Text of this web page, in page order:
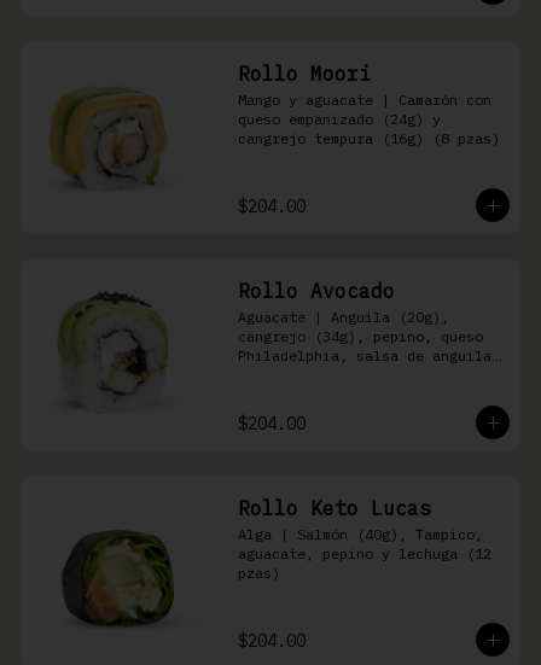
Rollo Moori
Mango y aguacate | Camarón con
queso empanizado (24g) y
cangrejo tempura (16g) (8 pzas)
$204.00
Rollo Avocado
Aguacate | Anguila (20g),
cangrejo (34g), pepino, queso
Philadelphia, salsa de anguila
$204.00
Rollo Keto Lucas
Alga | Salmón (40g), Tampico,
aguacate, pepino y lechuga (12
pzas)
$204.00